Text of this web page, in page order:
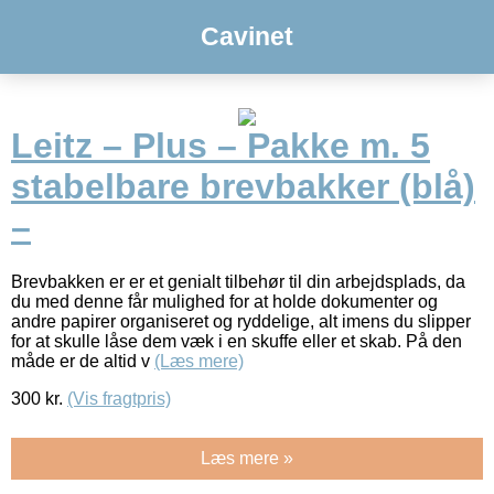
Cavinet
Leitz – Plus – Pakke m. 5
stabelbare brevbakker (blå)
–
Brevbakken er er et genialt tilbehør til din arbejdsplads, da
du med denne får mulighed for at holde dokumenter og
andre papirer organiseret og ryddelige, alt imens du slipper
for at skulle låse dem væk i en skuffe eller et skab. På den
måde er de altid v (Læs mere)
300 kr. (Vis fragtpris)
Læs mere »